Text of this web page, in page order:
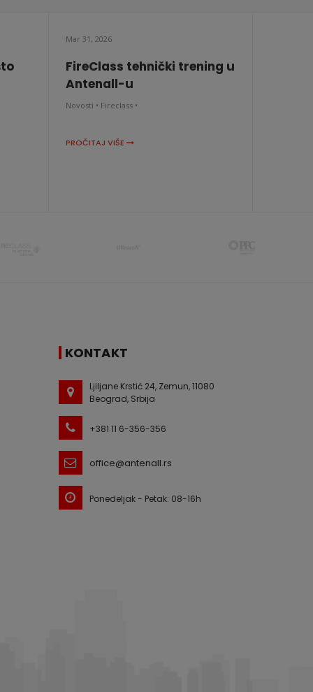
Mar 31, 2026
FireClass tehnički trening u
Antenall-u
Novosti • Fireclass •
PROČITAJ VIŠE
KONTAKT
Ljiljane Krstić 24, Zemun, 11080
Beograd, Srbija
+381 11 6-356-356
office@antenall.rs
Ponedeljak - Petak: 08-16h